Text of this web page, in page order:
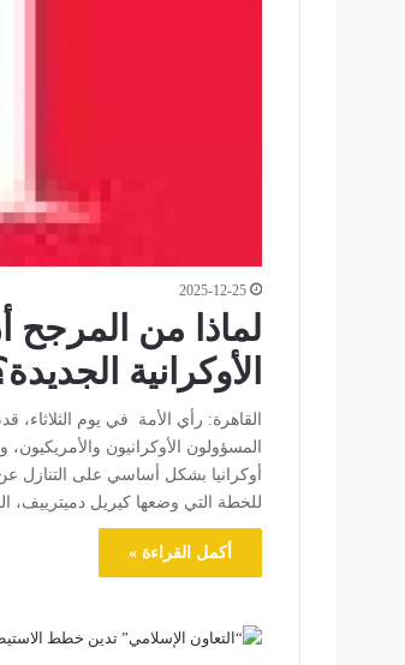
2025-12-25
لماذا من المرجح
الأوكرانية
المسؤولون الأوكرانيون
أوكرانيا بشكل أساسي على التنازل
للخطة التي وضعها كيريل دميترييف،
أكمل القراءة »